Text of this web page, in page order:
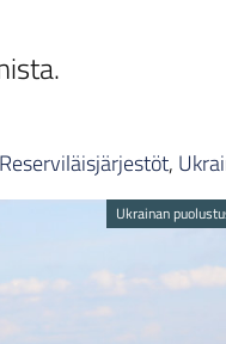
Reserviläisjärjestöt,
Ukrainan